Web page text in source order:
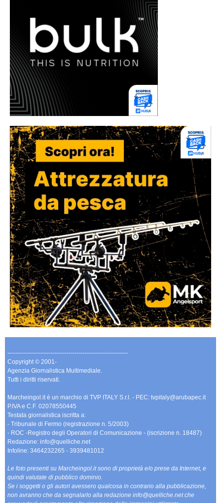
-------------------------------------------------------------
Copyright © 2001-
Agenzia Giornalistica Multimediale.
Tutti i diritti riservati.
Marcheingol.it è un marchio di TVP ITALY S.r.l. - PEC: tvpitaly@arubapec.it
P.IVA e C.F. 02078550445
Testata giornalistica iscritta a:
- Tribunale di Fermo (registrazione n. 5/2003)
- ROC -Registro degli Operatori di Comunicazione - (iscrizione n. 18487)
Redazione: info@quelliche.net
Infoline: 3464232265 - 3939481012
Le foto presenti su Marcheingol.it sono di proprietà e/o prese da Internet, e
quindi valutate di pubblico dominio.
Se i soggetti o gli autori avessero qualcosa in contrario alla pubblicazione,
non avranno che da segnalarlo alla redazione info@quelliche.net che